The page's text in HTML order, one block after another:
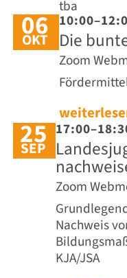
tba
06
OKT Die
Zoom
25
SEP
Zoom
Nachweis
KJA/JSA